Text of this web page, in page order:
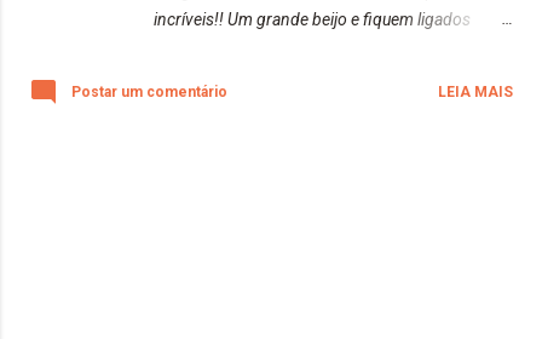
incríveis!! Um grande beijo e fiquem ligados
Postar um comentário LEIA MAIS